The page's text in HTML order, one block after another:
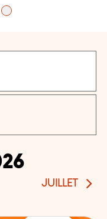
21
JUILLET